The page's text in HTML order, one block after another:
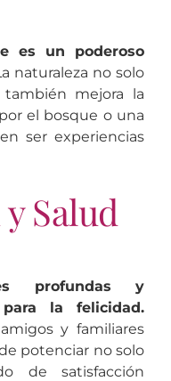
es un poderoso
naturaleza no solo
mejora la
el bosque o una
ser experiencias
Salud
profundas y
la felicidad.
y familiares
potenciar no solo
de satisfacción